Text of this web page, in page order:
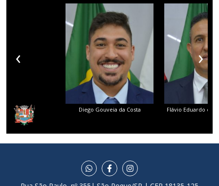
Diego Gouveia da Costa Flávio Eduardo dos
‹ ›